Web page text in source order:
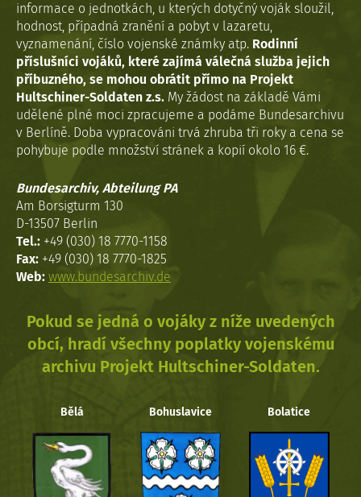
informace o jednotkách, u kterých dotyčný voják sloužil,
hodnost, případná zranění a pobyt v lazaretu,
vyznamenání, číslo vojenské známky atp. Rodinní
příslušníci vojáků, které zajímá válečná služba jejich
příbuzného, se mohou obrátit přímo na Projekt
Hultschiner-Soldaten z.s. My žádost na základě Vámi
udělené plné moci zpracujeme a podáme Bundesarchivu
v Berlíně. Doba vypracováni trvá zhruba tři roky a cena se
pohybuje podle množství stránek a kopií okolo 16 €.
Bundesarchiv, Abteilung PA
Am Borsigturm 130
D-13507 Berlin
Tel.: +49 (030) 18 7770-1158
Fax: +49 (030) 18 7770-1825
Web: www.bundesarchiv.de
Pokud se jedná o vojáky z níže uvedených
obcí, hradí všechny poplatky vojenskému
archivu Projekt Hultschiner-Soldaten.
Bělá Bohuslavice Bolatice